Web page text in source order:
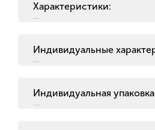
Характеристики:
Индивидуальные
Индивидуальная упаковка